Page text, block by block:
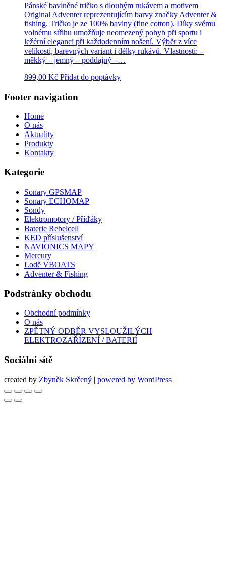
Pánské bavlněné tričko s dlouhým rukávem a motivem
Original Adventer reprezentujícím barvy značky Adventer &
fishing. Tričko je ze 100% bavlny (fine cotton). Díky svému
volnému střihu umožňuje neomezený pohyb při sportu i
ležérní eleganci při každodenním nošení. Výběr z více
velikostí, barevných variant i délky rukávů. Vlastnosti: –
měkký – jemný – poddajný –…
899,00 Kč Přidat do poptávky
Footer navigation
Home
O nás
Aktuality
Produkty
Kontakty
Kategorie
Sonary GPSMAP
Sonary ECHOMAP
Sondy
Elektromotory / Příďáky
Baterie Rebelcell
KED příslušenství
NAVIONICS MAPY
Mercury
Lodě VBOATS
Adventer & Fishing
Podstránky obchodu
Obchodní podmínky
O nás
ZPĚTNÝ ODBĚR VYSLOUŽILÝCH
ELEKTROZAŘÍZENÍ / BATERIÍ
Sociální sítě
created by Zbyněk Skrčený | powered by WordPress